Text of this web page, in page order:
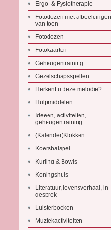
Ergo- & Fysiotherapie
Fotodozen met afbeeldingen
van toen
Fotodozen
Fotokaarten
Geheugentraining
Gezelschapsspellen
Herkent u deze melodie?
Hulpmiddelen
Ideeën, activiteiten,
geheugentraining
(Kalender)Klokken
Koersbalspel
Kurling & Bowls
Koningshuis
Literatuur, levensverhaal, in
gesprek
Luisterboeken
Muziekactiviteiten